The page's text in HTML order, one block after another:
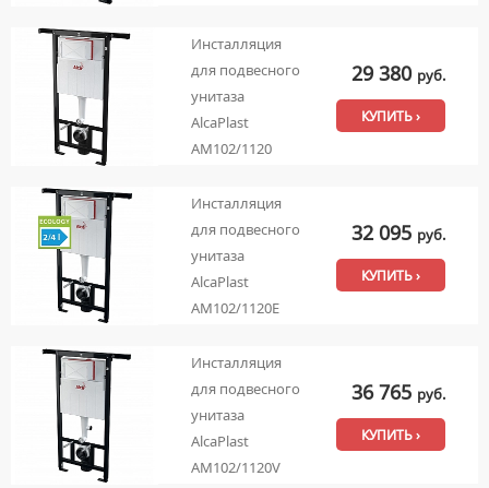
Инсталляция
для подвесного
унитаза
AlcaPlast
AM102/1120
29 380 руб.
КУПИТЬ ›
Инсталляция
для подвесного
унитаза
AlcaPlast
AM102/1120E
32 095 руб.
КУПИТЬ ›
Инсталляция
для подвесного
унитаза
AlcaPlast
AM102/1120V
36 765 руб.
КУПИТЬ ›